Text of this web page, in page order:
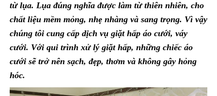
từ lụa. Lụa đúng nghĩa được làm từ thiên nhiên, cho
chất liệu mềm mỏng, nhẹ nhàng và sang trọng. Vì vậy
chúng tôi cung cấp dịch vụ giặt hấp áo cưới, váy
cưới. Với qui trình xử lý giặt hấp, những chiếc áo
cưới sẽ trở nên sạch, đẹp, thơm và không gây hỏng
hóc.